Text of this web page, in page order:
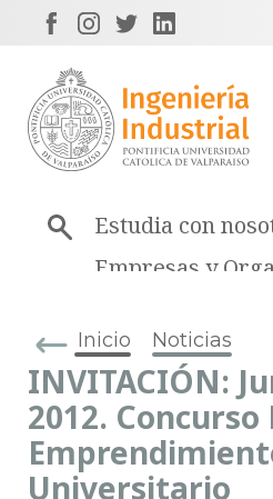
Estudia con
Empresas y
Inicio Noticias
INVITACIÓN:
2012.
Universitario